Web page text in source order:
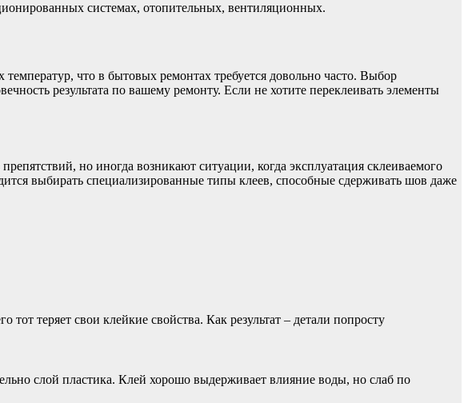
системах, отопительных, вентиляционных.
что в бытовых ремонтах требуется довольно часто. Выбор
результата по вашему ремонту. Если не хотите переклеивать элементы
но иногда возникают ситуации, когда эксплуатация склеиваемого
выбирать специализированные типы клеев, способные сдерживать шов даже
теряет свои клейкие свойства. Как результат – детали попросту
слой пластика. Клей хорошо выдерживает влияние воды, но слаб по